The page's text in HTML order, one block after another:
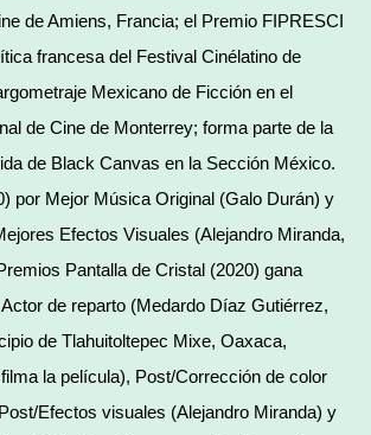
de Amiens, Francia; el Premio FIPRESCI
francesa del Festival Cinélatino de
Mexicano de Ficción en el
de Cine de Monterrey; forma parte de la
de Black Canvas en la Sección México.
por Mejor Música Original (Galo Durán) y
Efectos Visuales (Alejandro Miranda,
Pantalla de Cristal (2020) gana
de reparto (Medardo Díaz Gutiérrez,
de Tlahuitoltepec Mixe, Oaxaca,
la película), Post/Corrección de color
Efectos visuales (Alejandro Miranda) y